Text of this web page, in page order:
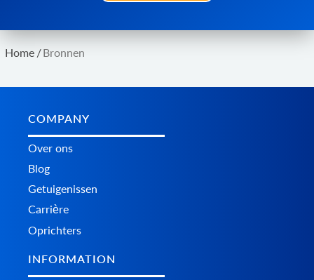
Home /Bronnen
COMPANY
Over ons
Blog
Getuigenissen
Carrière
Oprichters
INFORMATION